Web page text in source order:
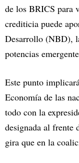
de los BRICS para
crediticia puede
Desarrollo (NBD),
potencias
Este punto
Economía de las
todo con la
designada al frente
gira que en la